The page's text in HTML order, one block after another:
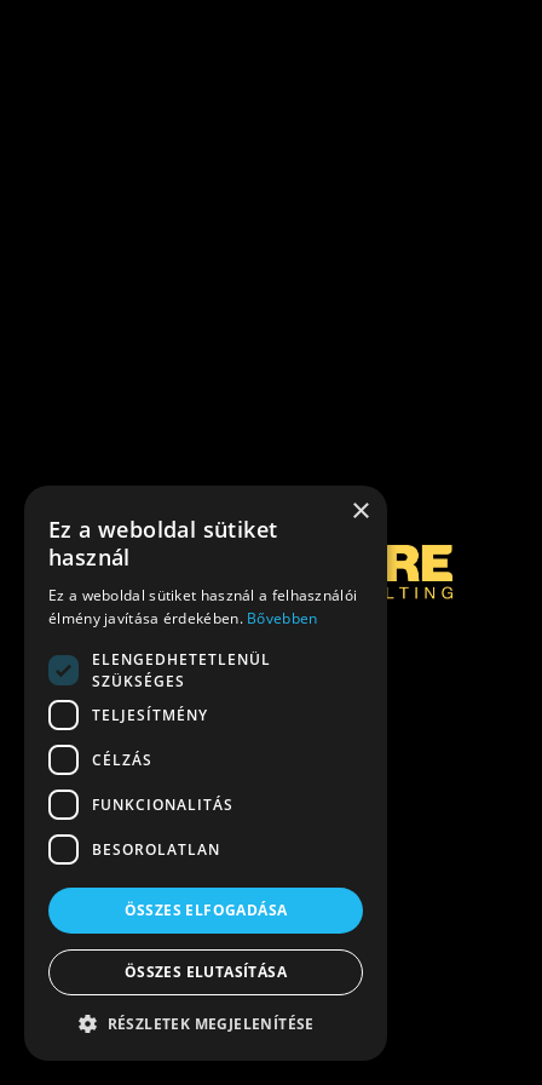
×
Ez a weboldal sütiket
használ
Ez a weboldal sütiket használ a felhasználói
élmény javítása érdekében. Bővebben
ELENGEDHETETLENÜL
SZÜKSÉGES
TELJESÍTMÉNY
CÉLZÁS
FUNKCIONALITÁS
BESOROLATLAN
ÖSSZES ELFOGADÁSA
ÖSSZES ELUTASÍTÁSA
RÉSZLETEK MEGJELENÍTÉSE